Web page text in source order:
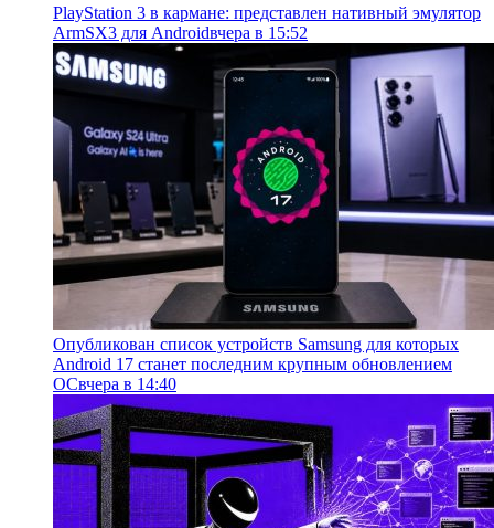
PlayStation 3 в кармане: представлен нативный эмулятор
ArmSX3 для Androidвчера в 15:52
Опубликован список устройств Samsung для которых
Android 17 станет последним крупным обновлением
ОСвчера в 14:40